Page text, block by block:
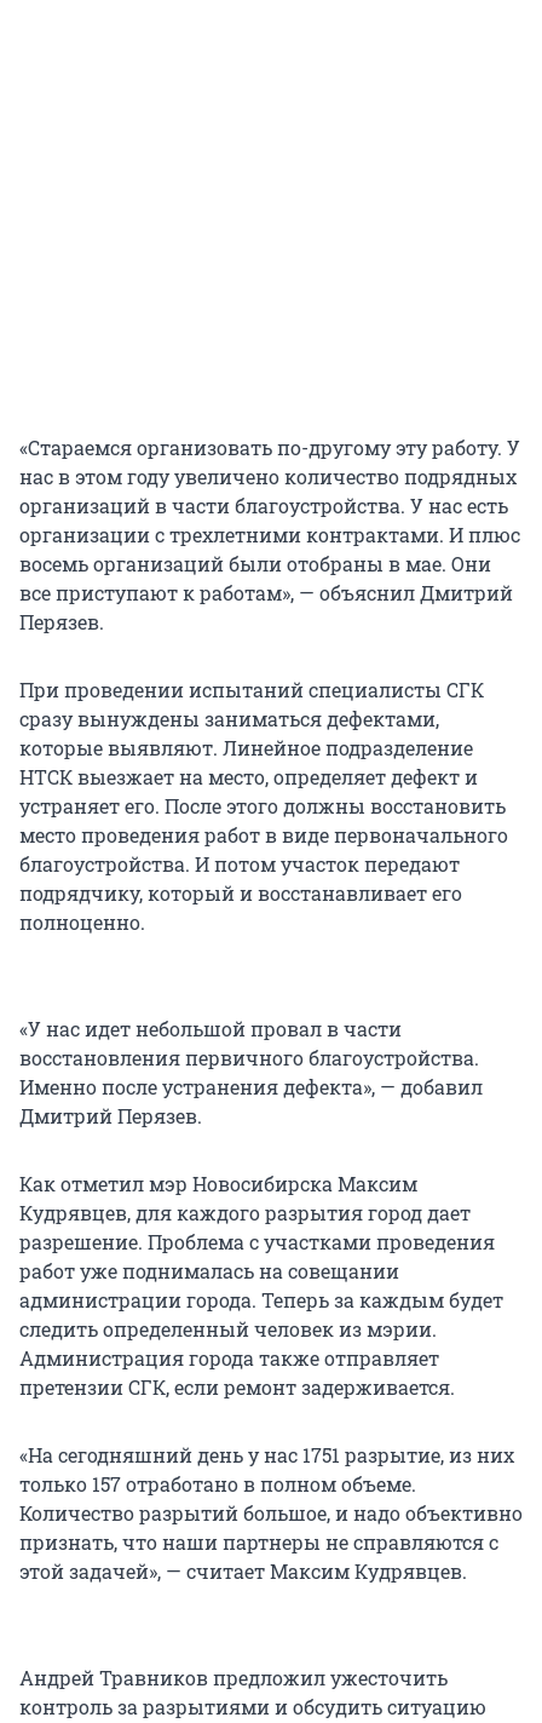
«Стараемся организовать по-другому эту работу. У
нас в этом году увеличено количество подрядных
организаций в части благоустройства. У нас есть
организации с трехлетними контрактами. И плюс
восемь организаций были отобраны в мае. Они
все приступают к работам», — объяснил Дмитрий
Перязев.
При проведении испытаний специалисты СГК
сразу вынуждены заниматься дефектами,
которые выявляют. Линейное подразделение
НТСК выезжает на место, определяет дефект и
устраняет его. После этого должны восстановить
место проведения работ в виде первоначального
благоустройства. И потом участок передают
подрядчику, который и восстанавливает его
полноценно.
«У нас идет небольшой провал в части
восстановления первичного благоустройства.
Именно после устранения дефекта», — добавил
Дмитрий Перязев.
Как отметил мэр Новосибирска Максим
Кудрявцев, для каждого разрытия город дает
разрешение. Проблема с участками проведения
работ уже поднималась на совещании
администрации города. Теперь за каждым будет
следить определенный человек из мэрии.
Администрация города также отправляет
претензии СГК, если ремонт задерживается.
«На сегодняшний день у нас 1751 разрытие, из них
только 157 отработано в полном объеме.
Количество разрытий большое, и надо объективно
признать, что наши партнеры не справляются с
этой задачей», — считает Максим Кудрявцев.
Андрей Травников предложил ужесточить
контроль за разрытиями и обсудить ситуацию